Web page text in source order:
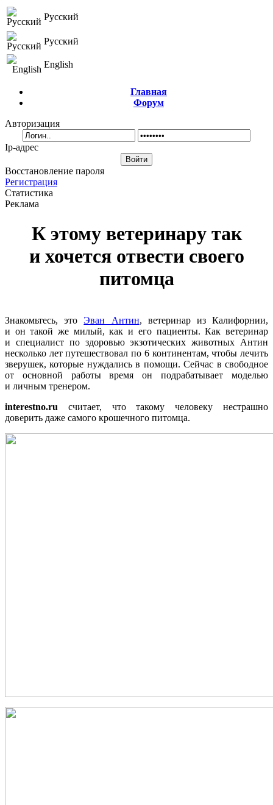
Русский
Русский
English
Главная
Форум
Авторизация
Ip-адрес
Восстановление пароля
Регистрация
Статистика
Реклама
К этому ветеринару так
и хочется отвести своего
питомца
Знакомьтесь, этоЭван Антин, ветеринар из Калифорнии,
и он такой же милый, как и его пациенты. Как ветеринар
и специалист по здоровью экзотических животных Антин
несколько лет путешествовал по 6 континентам, чтобы лечить
зверушек, которые нуждались в помощи. Сейчас в свободное
от основной работы время он подрабатывает моделью
и личным тренером.
interestno.ru считает, что такому человеку нестрашно
доверить даже самого крошечного питомца.